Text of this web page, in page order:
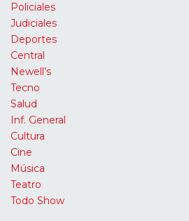
Policiales
Judiciales
Deportes
Central
Newell’s
Tecno
Salud
Inf. General
Cultura
Cine
Música
Teatro
Todo Show